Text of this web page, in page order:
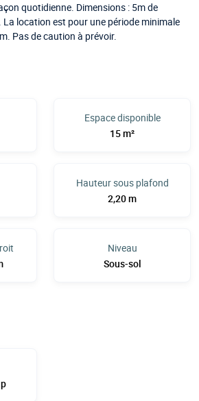
quotidienne. Dimensions : 5m de
La location est pour une période minimale
Pas de caution à prévoir.
Espace disponible
15 m²
Hauteur sous plafond
2,20 m
Niveau
Sous-sol